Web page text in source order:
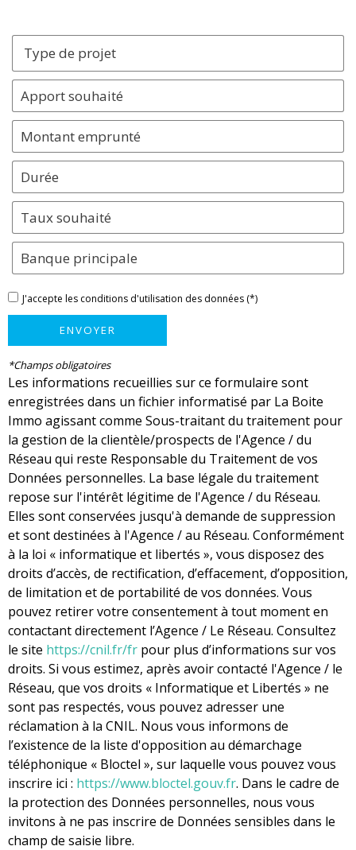
Type de projet
J'accepte les conditions d'utilisation des données (*)
ENVOYER
*Champs obligatoires
Les informations recueillies sur ce formulaire sont
enregistrées dans un fichier informatisé par La Boite
Immo agissant comme Sous-traitant du traitement pour
la gestion de la clientèle/prospects de l'Agence / du
Réseau qui reste Responsable du Traitement de vos
Données personnelles. La base légale du traitement
repose sur l'intérêt légitime de l'Agence / du Réseau.
Elles sont conservées jusqu'à demande de suppression
et sont destinées à l'Agence / au Réseau. Conformément
à la loi « informatique et libertés », vous disposez des
droits d’accès, de rectification, d’effacement, d’opposition,
de limitation et de portabilité de vos données. Vous
pouvez retirer votre consentement à tout moment en
contactant directement l’Agence / Le Réseau. Consultez
le site https://cnil.fr/fr pour plus d’informations sur vos
droits. Si vous estimez, après avoir contacté l'Agence / le
Réseau, que vos droits « Informatique et Libertés » ne
sont pas respectés, vous pouvez adresser une
réclamation à la CNIL. Nous vous informons de
l’existence de la liste d'opposition au démarchage
téléphonique « Bloctel », sur laquelle vous pouvez vous
inscrire ici : https://www.bloctel.gouv.fr. Dans le cadre de
la protection des Données personnelles, nous vous
invitons à ne pas inscrire de Données sensibles dans le
champ de saisie libre.